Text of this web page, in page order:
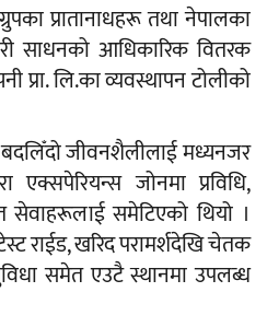
प्रातानाधहरू तथा नेपालका
साधनको आधिकारिक वितरक
प्रा. लि.का व्यवस्थापन टोलीको
जीवनशैलीलाई मध्यनजर
एक्सपेरियन्स जोनमा प्रविधि,
सेवाहरूलाई समेटिएको थियो ।
राईड, खरिद परामर्शदेखि चेतक
समेत एउटै स्थानमा उपलब्ध